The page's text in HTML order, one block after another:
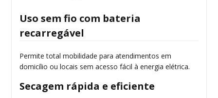
Uso sem fio com bateria
recarregável
Permite total mobilidade para atendimentos em
domicílio ou locais sem acesso fácil à energia elétrica.
Secagem rápida e eficiente